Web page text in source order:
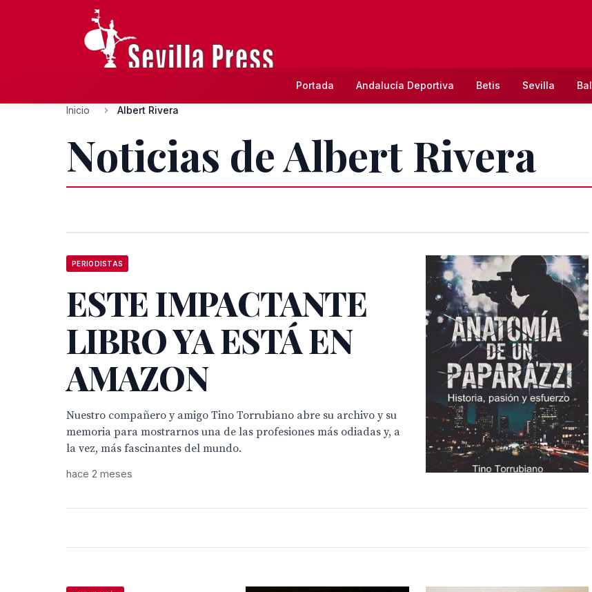
Portada Andalucía Deportiva Betis Sevilla
Inicio Albert Rivera
Noticias de Albert Rivera
PERIODISTAS
ESTE IMPACTANTE
LIBRO YA ESTÁ EN
AMAZON
Nuestro compañero y amigo Tino Torrubiano abre su archivo y su
memoria para mostrarnos una de las profesiones más odiadas y, a
la vez, más fascinantes del mundo.
hace 2 meses